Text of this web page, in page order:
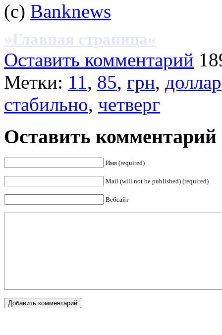
(c) Banknews
»Главная страница«
Оставить комментарий
Метки: 11, 85, грн, доллар
стабильно, четверг
Оставить комментарий
Имя (required)
Mail (will not be published) (required)
Вебсайт